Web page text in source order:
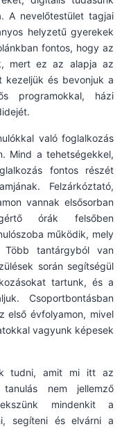
A nevelőtestület tagjai
helyzetű gyerekek
fontos, hogy az
mert ez az alapja az
kezeljük és bevonjuk a
programokkal, házi
való foglalkozás
Mind a tehetségekkel,
fontos részét
Felzárkóztató,
vannak elsősorban
órák felsőben
működik, mely
tantárgyból van
során segítségül
tartunk, és a
Csoportbontásban
első évfolyamon, mivel
vagyunk képesek
tudni, amit mi itt az
nem jellemző
mindenkit a
segíteni és elvárni a